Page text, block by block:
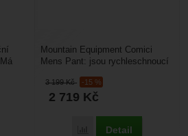
3 199Kč -15 %
2 719 Kč
Porovnat
Detail
Mountain Equipment Comici
Mens Pant: jsou rychleschnoucí
kalhoty, které...